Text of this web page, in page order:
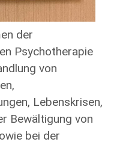
der
Psychotherapie
von
Lebenskrisen,
Bewältigung von
bei der